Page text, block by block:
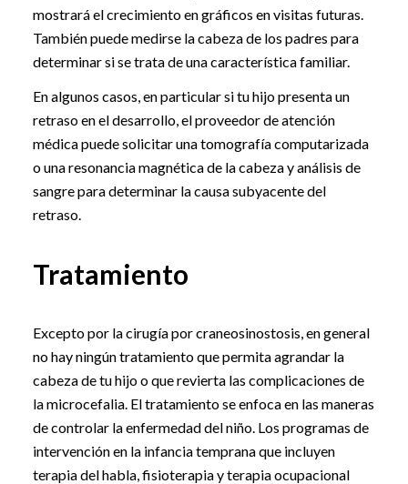
mostrará el crecimiento en gráficos en visitas futuras.
También puede medirse la cabeza de los padres para
determinar si se trata de una característica familiar.
En algunos casos, en particular si tu hijo presenta un
retraso en el desarrollo, el proveedor de atención
médica puede solicitar una tomografía computarizada
o una resonancia magnética de la cabeza y análisis de
sangre para determinar la causa subyacente del
retraso.
Tratamiento
Excepto por la cirugía por craneosinostosis, en general
no hay ningún tratamiento que permita agrandar la
cabeza de tu hijo o que revierta las complicaciones de
la microcefalia. El tratamiento se enfoca en las maneras
de controlar la enfermedad del niño. Los programas de
intervención en la infancia temprana que incluyen
terapia del habla, fisioterapia y terapia ocupacional